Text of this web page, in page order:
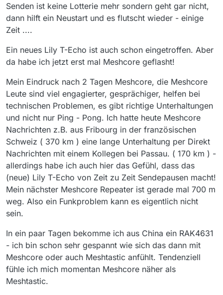
Senden ist keine Lotterie mehr sondern geht gar nicht,
dann hilft ein Neustart und es flutscht wieder - einige
Zeit ....
Ein neues Lily T-Echo ist auch schon eingetroffen. Aber
da habe ich jetzt erst mal Meshcore geflasht!
Mein Eindruck nach 2 Tagen Meshcore, die Meshcore
Leute sind viel engagierter, gesprächiger, helfen bei
technischen Problemen, es gibt richtige Unterhaltungen
und nicht nur Ping - Pong. Ich hatte heute Meshcore
Nachrichten z.B. aus Fribourg in der französischen
Schweiz ( 370 km ) eine lange Unterhaltung per Direkt
Nachrichten mit einem Kollegen bei Passau. ( 170 km ) -
allerdings habe ich auch hier das Gefühl, dass das
(neue) Lily T-Echo von Zeit zu Zeit Sendepausen macht!
Mein nächster Meshcore Repeater ist gerade mal 700 m
weg. Also ein Funkproblem kann es eigentlich nicht
sein.
In ein paar Tagen bekomme ich aus China ein RAK4631
- ich bin schon sehr gespannt wie sich das dann mit
Meshcore oder auch Meshtastic anfühlt. Tendenziell
fühle ich mich momentan Meshcore näher als
Meshtastic.